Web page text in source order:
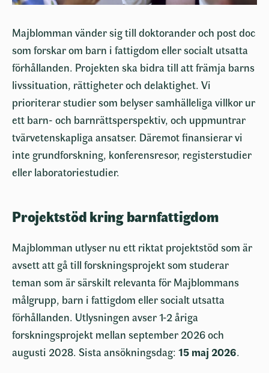
Majblomman vänder sig till doktorander och post doc
som forskar om barn i fattigdom eller socialt utsatta
förhållanden. Projekten ska bidra till att främja barns
livssituation, rättigheter och delaktighet. Vi
prioriterar studier som belyser samhälleliga villkor ur
ett barn- och barnrättsperspektiv, och uppmuntrar
tvärvetenskapliga ansatser. Däremot finansierar vi
inte grundforskning, konferensresor, registerstudier
eller laboratoriestudier.
Projektstöd kring barnfattigdom
Majblomman utlyser nu ett riktat projektstöd som är
avsett att gå till forskningsprojekt som studerar
teman som är särskilt relevanta för Majblommans
målgrupp, barn i fattigdom eller socialt utsatta
förhållanden. Utlysningen avser 1-2 åriga
forskningsprojekt mellan september 2026 och
augusti 2028. Sista ansökningsdag: 15 maj 2026.